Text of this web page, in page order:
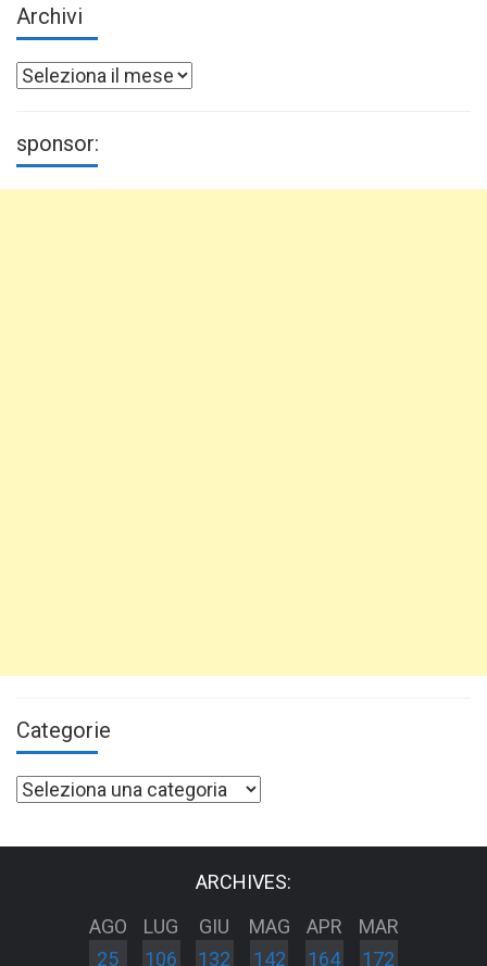
Archivi
Archivi
sponsor:
Categorie
Categorie
ARCHIVES:
AGO
25
LUG
106
GIU
132
MAG
142
APR
164
MAR
172